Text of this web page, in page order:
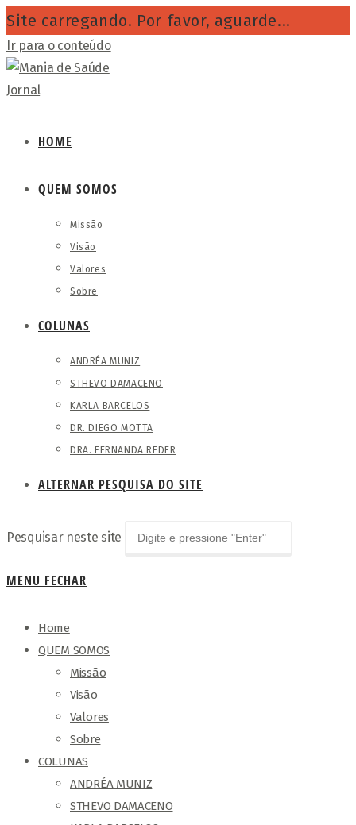
Site carregando. Por favor, aguarde...
Ir para o conteúdo
HOME
QUEM SOMOS
Missão
Visão
Valores
Sobre
COLUNAS
ANDRÉA MUNIZ
STHEVO DAMACENO
KARLA BARCELOS
DR. DIEGO MOTTA
DRA. FERNANDA REDER
ALTERNAR PESQUISA DO SITE
Pesquisar neste site
MENU FECHAR
Home
QUEM SOMOS
Missão
Visão
Valores
Sobre
COLUNAS
ANDRÉA MUNIZ
STHEVO DAMACENO